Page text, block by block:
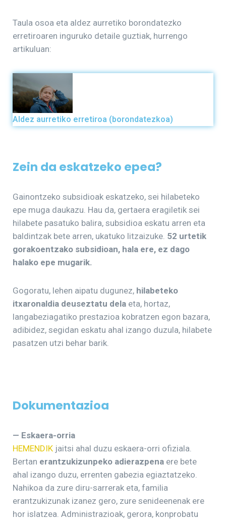
Taula osoa eta aldez aurretiko borondatezko
erretiroaren inguruko detaile guztiak, hurrengo
artikuluan:
Aldez aurretiko erretiroa (borondatezkoa)
Zein da eskatzeko epea?
Gainontzeko subsidioak eskatzeko, sei hilabeteko
epe muga daukazu. Hau da, gertaera eragiletik sei
hilabete pasatuko balira, subsidioa eskatu arren eta
baldintzak bete arren, ukatuko litzaizuke. 52 urtetik
gorakoentzako subsidioan, hala ere, ez dago
halako epe mugarik.
Gogoratu, lehen aipatu dugunez, hilabeteko
itxaronaldia deuseztatu dela eta, hortaz,
langabeziagatiko prestazioa kobratzen egon bazara,
adibidez, segidan eskatu ahal izango duzula, hilabete
pasatzen utzi behar barik.
Dokumentazioa
— Eskaera-orria
HEMENDIK jaitsi ahal duzu eskaera-orri ofiziala.
Bertan erantzukizunpeko adierazpena ere bete
ahal izango duzu, errenten gabezia egiaztatzeko.
Nahikoa da zure diru-sarrerak eta, familia
erantzukizunak izanez gero, zure senideenenak ere
hor islatzea. Administrazioak, gerora, konprobatu